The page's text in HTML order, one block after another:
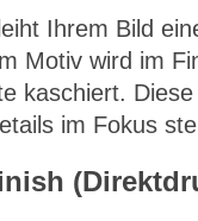
Ihrem Bild
Motiv wird im
kaschiert.
im Fokus